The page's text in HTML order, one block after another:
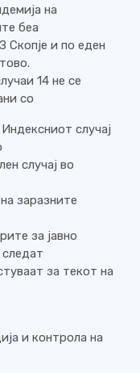
на
беа
Скопје и по еден
14 не се
со
случај
случај во
заразните
за јавно
следат
за текот на
и контрола на